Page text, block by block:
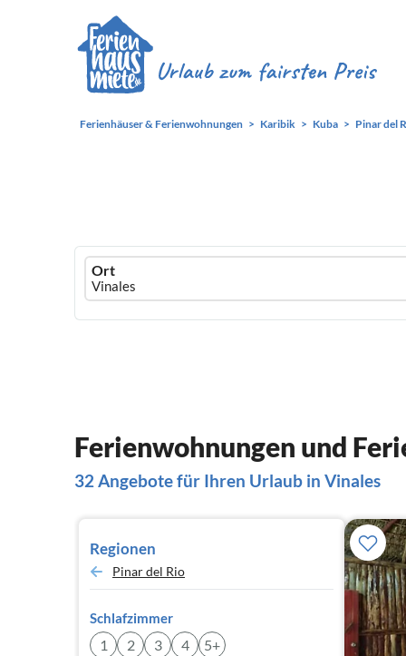
Ferienhäuser & Ferienwohnungen Karibik Kuba Pinar del
Ferienhausmiete
logo
Ort
Ferienwohnungen und
32 Angebote für Ihren Urlaub in Vinales
Regionen
Pinar del Rio
Schlafzimmer
1 2 3 4 5+